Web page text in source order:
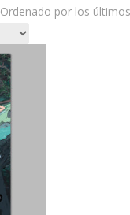
Ordenado por los últimos